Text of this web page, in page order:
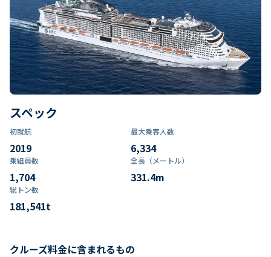
スペック
初就航
2019
最大乗客人数
6,334
乗組員数​
1,704
全長（メートル）
331.4m
総トン数​
181,541t
クルーズ料金に含まれるもの